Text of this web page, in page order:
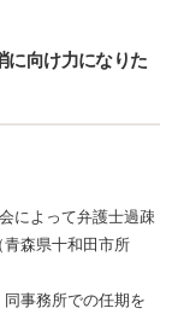
に向け力になりた
によって弁護士過疎
森県十和田市所
事務所での任期を